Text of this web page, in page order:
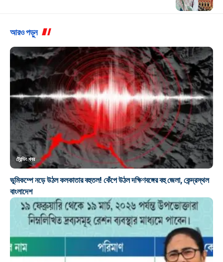
আরও পড়ুন
ট্রেন্ডিং খবর
ভূমিকম্পে নড়ে উঠল কলকাতার বহুতল! কেঁপে উঠল দক্ষিণবঙ্গের বহু জেলা, কেন্দ্রস্থল
বাংলাদেশ